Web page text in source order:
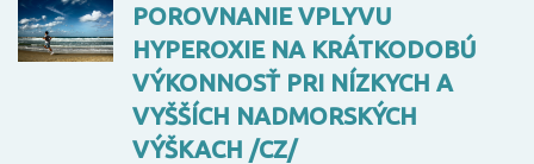
POROVNANIE VPLYVU
HYPEROXIE NA KRÁTKODOBÚ
VÝKONNOSŤ PRI NÍZKYCH A
VYŠŠÍCH NADMORSKÝCH
VÝŠKACH /CZ/